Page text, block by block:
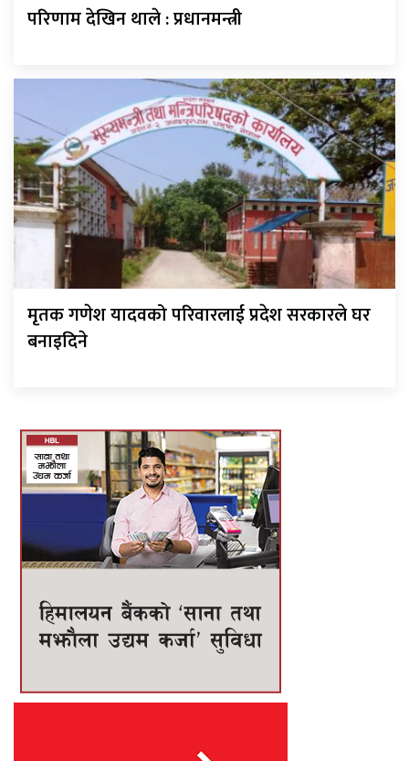
परिणाम देखिन थाले : प्रधानमन्त्री
मृतक गणेश यादवको परिवारलाई प्रदेश सरकारले घर
बनाइदिने